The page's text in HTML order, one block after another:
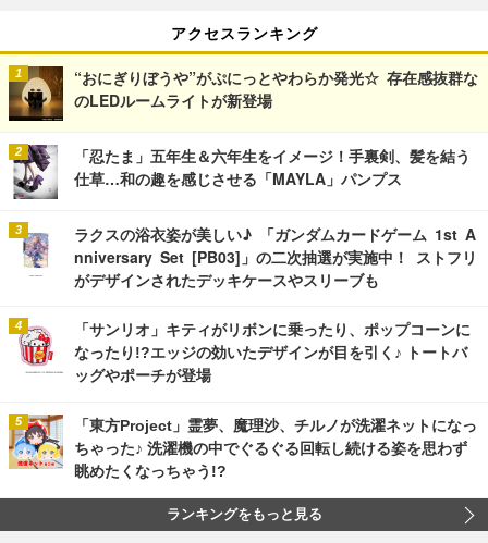
アクセスランキング
“おにぎりぼうや”がぷにっとやわらか発光☆ 存在感抜群な
のLEDルームライトが新登場
「忍たま」五年生＆六年生をイメージ！手裏剣、髪を結う
仕草…和の趣を感じさせる「MAYLA」パンプス
ラクスの浴衣姿が美しい♪ 「ガンダムカードゲーム 1st A
nniversary Set [PB03]」の二次抽選が実施中！ ストフリ
がデザインされたデッキケースやスリーブも
「サンリオ」キティがリボンに乗ったり、ポップコーンに
なったり!?エッジの効いたデザインが目を引く♪ トートバ
ッグやポーチが登場
「東方Project」霊夢、魔理沙、チルノが洗濯ネットになっ
ちゃった♪ 洗濯機の中でぐるぐる回転し続ける姿を思わず
眺めたくなっちゃう!?
ランキングをもっと見る